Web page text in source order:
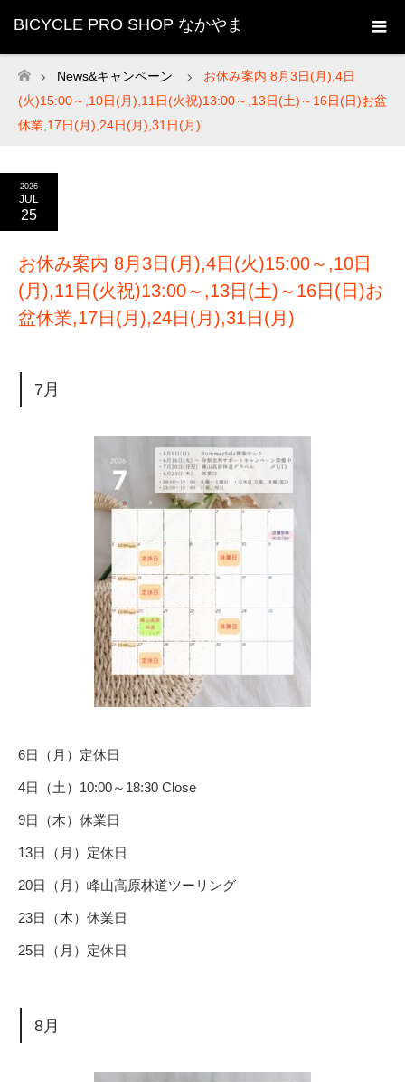
BICYCLE PRO SHOP なかやま
ホーム
News&キャンペーン
お休み案内 8月3日(月),4日
(火)15:00～,10日(月),11日(火祝)13:00～,13日(土)～16日(日)お盆
休業,17日(月),24日(月),31日(月)
2026
JUL
25
お休み案内 8月3日(月),4日(火)15:00～,10日
(月),11日(火祝)13:00～,13日(土)～16日(日)お
盆休業,17日(月),24日(月),31日(月)
7月
6日（月）定休日
4日（土）10:00～18:30 Close
9日（木）休業日
13日（月）定休日
20日（月）峰山高原林道ツーリング
23日（木）休業日
25日（月）定休日
8月